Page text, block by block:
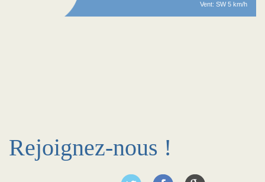
Vent: SW 5 km/h
Rejoignez-nous !